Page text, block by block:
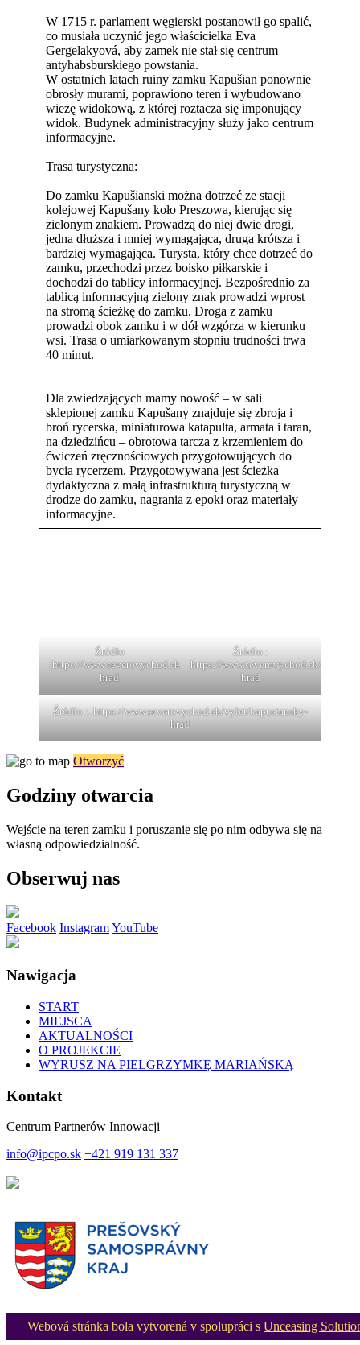
W 1715 r. parlament węgierski postanowił go spalić,
co musiała uczynić jego właścicielka Eva
Gergelakyová, aby zamek nie stał się centrum
antyhabsburskiego powstania.
W ostatnich latach ruiny zamku Kapušian ponownie
obrosły murami, poprawiono teren i wybudowano
wieżę widokową, z której roztacza się imponujący
widok. Budynek administracyjny służy jako centrum
informacyjne.
Trasa turystyczna:
Do zamku Kapušianski można dotrzeć ze stacji
kolejowej Kapušany koło Preszowa, kierując się
zielonym znakiem. Prowadzą do niej dwie drogi,
jedna dłuższa i mniej wymagająca, druga krótsza i
bardziej wymagająca. Turysta, który chce dotrzeć do
zamku, przechodzi przez boisko piłkarskie i
dochodzi do tablicy informacyjnej. Bezpośrednio za
tablicą informacyjną zielony znak prowadzi wprost
na stromą ścieżkę do zamku. Droga z zamku
prowadzi obok zamku i w dół wzgórza w kierunku
wsi. Trasa o umiarkowanym stopniu trudności trwa
40 minut.
Dla zwiedzających mamy nowość – w sali
sklepionej zamku Kapušany znajduje się zbroja i
broń rycerska, miniaturowa katapulta, armata i taran,
na dziedzińcu – obrotowa tarcza z krzemieniem do
ćwiczeń zręcznościowych przygotowujących do
bycia rycerzem. Przygotowywana jest ścieżka
dydaktyczna z małą infrastrukturą turystyczną w
drodze do zamku, nagrania z epoki oraz materiały
informacyjne.
Źródło
:https://www.severovychod.sk/vylet/kapusiansky-
hrad
Źródło :
https://www.severovychod.sk/vylet/
hrad
Źródło :. https://www.severovychod.sk/vylet/kapusiansky-
hrad
Otworzyć
Godziny otwarcia
Wejście na teren zamku i poruszanie się po nim odbywa się na
własną odpowiedzialność.
Obserwuj nas
Facebook InstagramYouTube
Nawigacja
START
MIEJSCA
AKTUALNOŚCI
O PROJEKCIE
WYRUSZ NA PIELGRZYMKĘ MARIAŃSKĄ
Kontakt
Centrum Partnerów Innowacji
info@ipcpo.sk +421 919 131 337
Webová stránka bola vytvorená v spolupráci sUnceasing